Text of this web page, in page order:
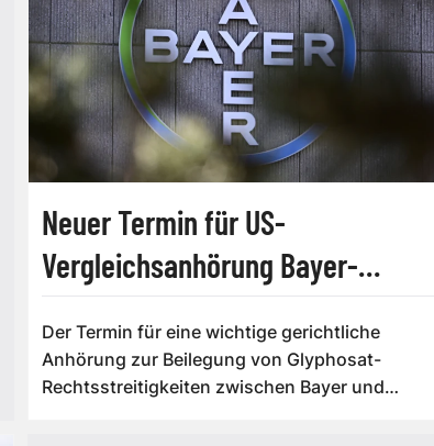
Neuer Termin für US-
Vergleichsanhörung Bayer-
Der Termin für eine wichtige gerichtliche
Anhörung zur Beilegung von Glyphosat-
Rechtsstreitigkeiten zwischen Bayer und